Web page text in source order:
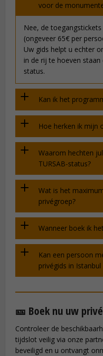
voor de
Nee, de
(ongeveer 65€ per
Uw gids helpt u echter
in de rij te hoeven
status.
Kan ik het
Hoe herken ik mijn
Waarom hechten
TURSAB-status?
Wat is het
privégroep?
Wanneer boek ik
Kan een persoon
privégids in Istanbul
🎫 Boek nu uw
Controleer de
tijdslot veilig via onze
beveiligd en u ontvangt